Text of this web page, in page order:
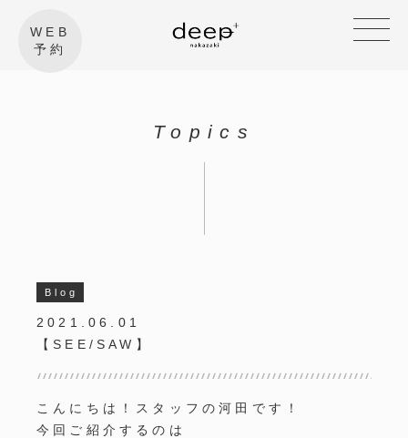
WEB
予約
Topics
Blog
2021.06.01
【SEE/SAW】
こんにちは！スタッフの河田です！
今回ご紹介するのは